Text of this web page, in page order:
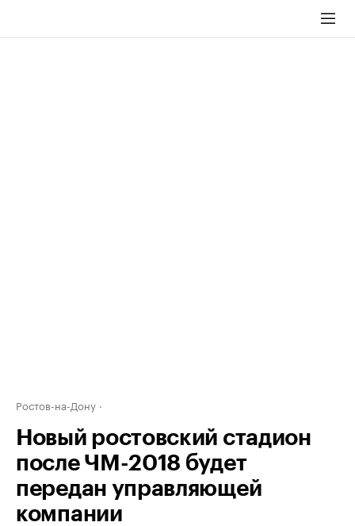
Ростов-на-Дону
Новый ростовский стадион
после ЧМ-2018 будет
передан управляющей
компании